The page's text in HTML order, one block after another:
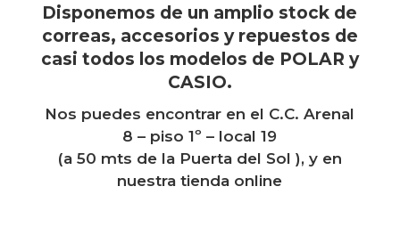
Disponemos de un amplio stock de
correas, accesorios y repuestos de
casi todos los modelos de POLAR y
CASIO.
Nos puedes encontrar en el C.C. Arenal
8 – piso 1º – local 19
(a 50 mts de la Puerta del Sol ), y en
nuestratienda online